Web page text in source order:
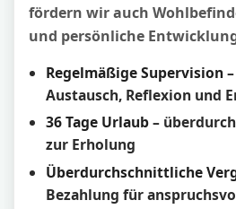
fördern wir auch
und persönliche
Regelmäßige Supervision
Austausch, Reflexion und
36 Tage Urlaub–
zur Erholung
Überdurchschnittliche
Bezahlung für